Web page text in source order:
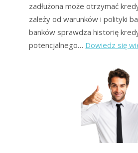
zadłużona może otrzymać
zależy od warunków i polityki
banków sprawdza historię
potencjalnego… Dowiedz się